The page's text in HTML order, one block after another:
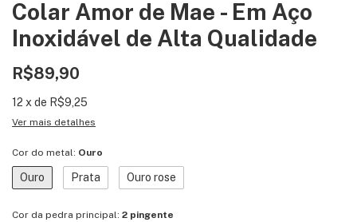
Colar Amor de Mae - Em Aço
Inoxidável de Alta Qualidade
R$89,90
12 x de R$9,25
Ver mais detalhes
Cor do metal: Ouro
Ouro Prata Ouro rose
Cor da pedra principal: 2 pingente